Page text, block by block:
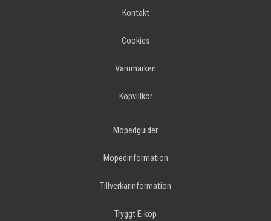
Kontakt
Cookies
Varumärken
Köpvillkor
Mopedguider
Mopedinformation
Tillverkarinformation
Tryggt E-köp